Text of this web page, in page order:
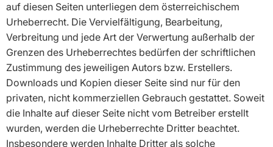
auf diesen Seiten unterliegen dem österreichischem
Urheberrecht. Die Vervielfältigung, Bearbeitung,
Verbreitung und jede Art der Verwertung außerhalb der
Grenzen des Urheberrechtes bedürfen der schriftlichen
Zustimmung des jeweiligen Autors bzw. Erstellers.
Downloads und Kopien dieser Seite sind nur für den
privaten, nicht kommerziellen Gebrauch gestattet. Soweit
die Inhalte auf dieser Seite nicht vom Betreiber erstellt
wurden, werden die Urheberrechte Dritter beachtet.
Insbesondere werden Inhalte Dritter als solche